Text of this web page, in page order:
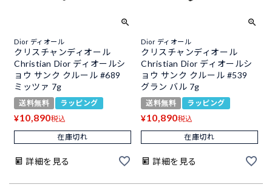
Dior ディオール
クリスチャンディオール
Christian Dior ディオールシ
ョウ サンク クルール #689
ミッツァ 7g
送料無料 ラッピング
¥10,890税込
在庫切れ
詳細を見る
Dior ディオール
クリスチャンディオール
Christian Dior ディオールシ
ョウ サンク クルール #539
グラン バル 7g
送料無料 ラッピング
¥10,890税込
在庫切れ
詳細を見る